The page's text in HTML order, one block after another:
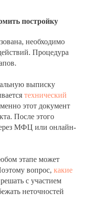
постройку
необходимо
Процедура
выписку
технический
этот документ
После этого
МФЦ или онлайн-
этапе может
вопрос, какие
с участием
неточностей